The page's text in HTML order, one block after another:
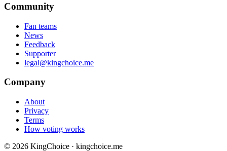
Community
Fan teams
News
Feedback
Supporter
legal@kingchoice.me
Company
About
Privacy
Terms
How voting works
© 2026 KingChoice · kingchoice.me